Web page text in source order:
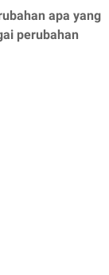
apa yang
perubahan